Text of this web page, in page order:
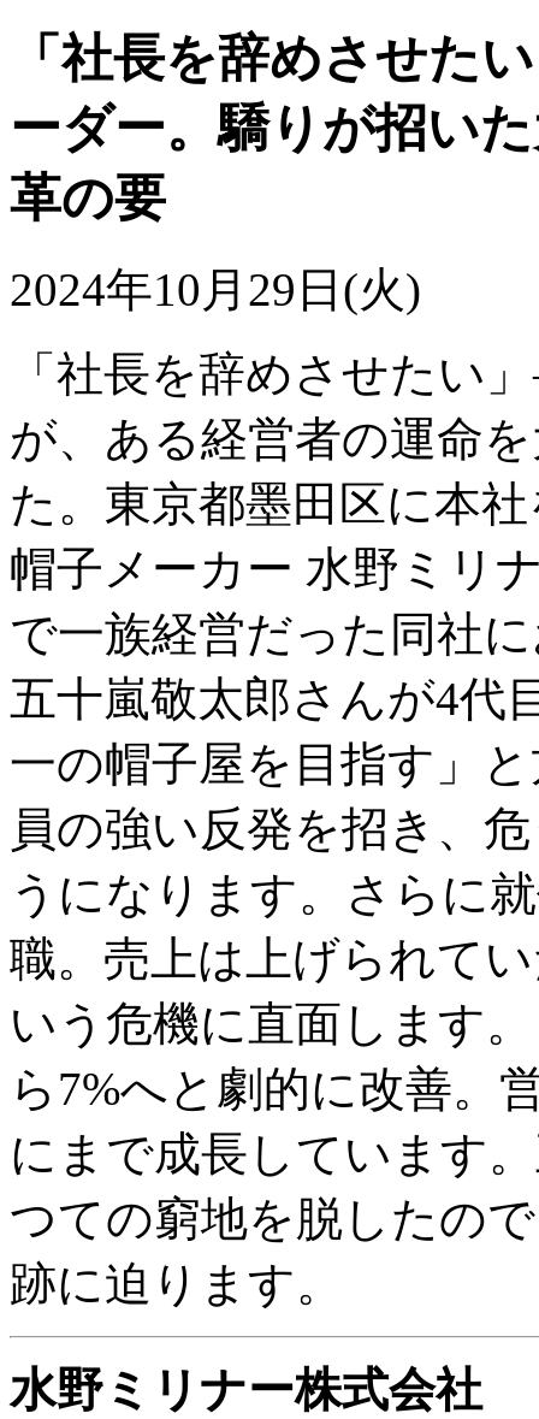
「社長を辞めさせた
ーダー。驕りが招い
革の要
2024年10月29日(火)
「社長を辞めさせたい
が、ある経営者の運命
た。東京都墨田区に本
帽子メーカー 水野ミリ
で一族経営だった同社
五十嵐敬太郎さんが4代
一の帽子屋を目指す」
員の強い反発を招き、
うになります。さらに
職。売上は上げられて
いう危機に直面します
ら7%へと劇的に改善。
にまで成長しています
つての窮地を脱したの
跡に迫ります。
水野ミリナー株式会社